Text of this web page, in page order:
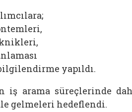
yapıldı.
iş arama süreçlerinde
gelmeleri hedeflendi.